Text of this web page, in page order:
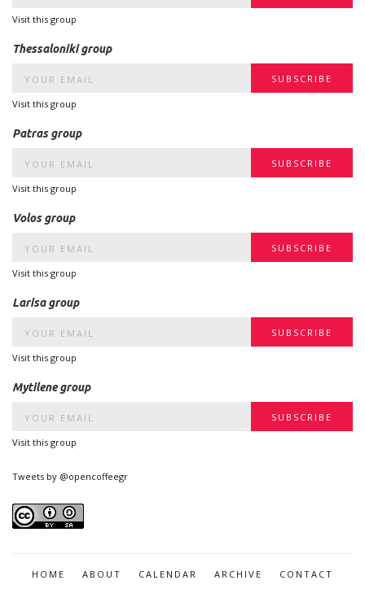
Visit this group
Thessaloniki group
Visit this group
Patras group
Visit this group
Volos group
Visit this group
Larisa group
Visit this group
Mytilene group
Visit this group
Tweets by @opencoffeegr
HOME ABOUT CALENDAR ARCHIVE CONTACT